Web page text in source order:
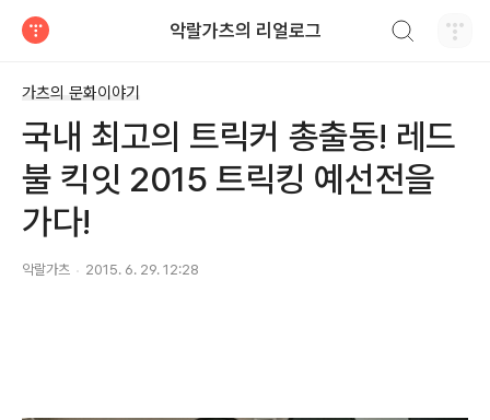
악랄가츠의 리얼로그
가츠의 문화이야기
국내 최고의 트릭커 총출동! 레드
불 킥잇 2015 트릭킹 예선전을
가다!
악랄가츠 2015. 6. 29. 12:28